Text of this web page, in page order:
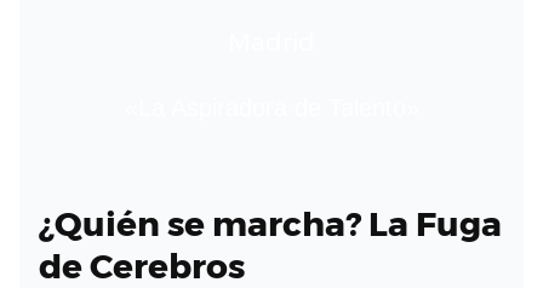
¿Quién se marcha? La Fuga
de Cerebros